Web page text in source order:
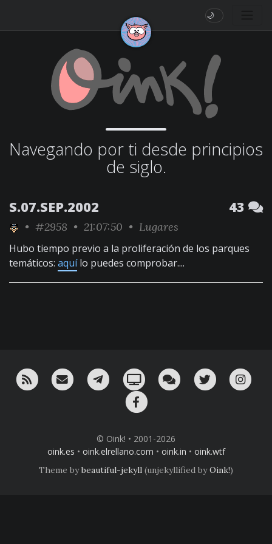
🌙
Navegando por ti desde principios
de siglo.
S.07.SEP.2002 43
• #2958 • 21:07:50 • Lugares
Hubo tiempo previo a la proliferación de los parques
temáticos: aquílo puedes comprobar....
RSS ¡Mándame un email!¡Nuestro canal en Telegram!
Oink! TV Charla con nosotros
Twitter
© Oink! • 2001-2026
oink.es • oink.elrellano.com • oink.in • oink.wtf
Theme bybeautiful-jekyll (unjekyllified byOink!)